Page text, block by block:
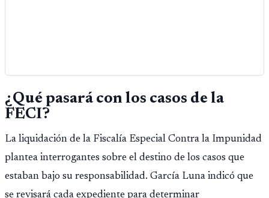
¿Qué pasará con los casos de la
FECI?
La liquidación de la Fiscalía Especial Contra la Impunidad
plantea interrogantes sobre el destino de los casos que
estaban bajo su responsabilidad. García Luna indicó que
se revisará cada expediente para determinar